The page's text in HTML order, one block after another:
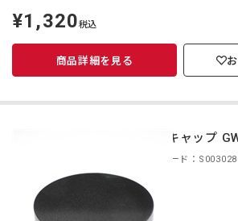
定
価
¥1,320税込
商品詳細を見る
リアキャップ
商品コード：